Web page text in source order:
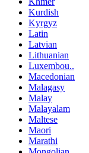
Kurdish
Kyrgyz
Latin
Latvian
Lithuanian
Luxembou..
Macedonian
Malagasy
Malay
Malayalam
Maltese
Maori
Marathi